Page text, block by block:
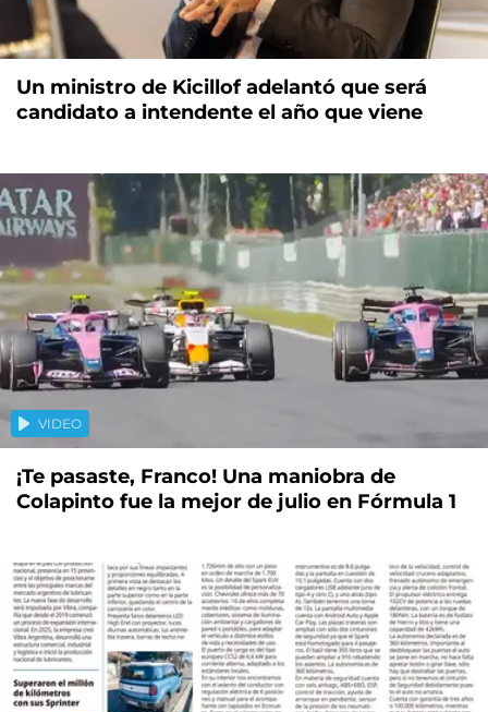
Un ministro de Kicillof adelantó que será
candidato a intendente el año que viene
VIDEO
¡Te pasaste, Franco! Una maniobra de
Colapinto fue la mejor de julio en Fórmula 1